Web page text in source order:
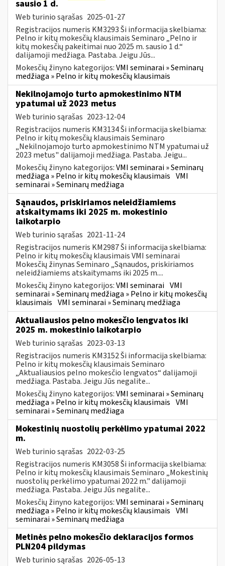
sausio 1 d.
Web turinio sąrašas 2025-01-27
Registracijos numeris KM3293 Ši informacija skelbiama:
Pelno ir kitų mokesčių klausimais Seminaro „Pelno ir
kitų mokesčių pakeitimai nuo 2025 m. sausio 1 d.“
dalijamoji medžiaga. Pastaba. Jeigu Jūs...
Mokesčių žinyno kategorijos:VMI seminarai » Seminarų
medžiaga » Pelno ir kitų mokesčių klausimais
Nekilnojamojo turto apmokestinimo NTM
ypatumai už 2023 metus
Web turinio sąrašas 2023-12-04
Registracijos numeris KM3134 Ši informacija skelbiama:
Pelno ir kitų mokesčių klausimais Seminaro
„Nekilnojamojo turto apmokestinimo NTM ypatumai už
2023 metus" dalijamoji medžiaga. Pastaba. Jeigu...
Mokesčių žinyno kategorijos:VMI seminarai » Seminarų
medžiaga » Pelno ir kitų mokesčių klausimais VMI
seminarai » Seminarų medžiaga
Sąnaudos, priskiriamos neleidžiamiems
atskaitymams iki 2025 m. mokestinio
laikotarpio
Web turinio sąrašas 2021-11-24
Registracijos numeris KM2987 Ši informacija skelbiama:
Pelno ir kitų mokesčių klausimais VMI seminarai
Mokesčių žinynas Seminaro „Sąnaudos, priskiriamos
neleidžiamiems atskaitymams iki 2025 m....
Mokesčių žinyno kategorijos:VMI seminarai VMI
seminarai » Seminarų medžiaga » Pelno ir kitų mokesčių
klausimais VMI seminarai » Seminarų medžiaga
Aktualiausios pelno mokesčio lengvatos iki
2025 m. mokestinio laikotarpio
Web turinio sąrašas 2023-03-13
Registracijos numeris KM3152 Ši informacija skelbiama:
Pelno ir kitų mokesčių klausimais Seminaro
„Aktualiausios pelno mokesčio lengvatos“ dalijamoji
medžiaga. Pastaba. Jeigu Jūs negalite...
Mokesčių žinyno kategorijos:VMI seminarai » Seminarų
medžiaga » Pelno ir kitų mokesčių klausimais VMI
seminarai » Seminarų medžiaga
Mokestinių nuostolių perkėlimo ypatumai 2022
m.
Web turinio sąrašas 2022-03-25
Registracijos numeris KM3058 Ši informacija skelbiama:
Pelno ir kitų mokesčių klausimais Seminaro „Mokestinių
nuostolių perkėlimo ypatumai 2022 m." dalijamoji
medžiaga. Pastaba. Jeigu Jūs negalite...
Mokesčių žinyno kategorijos:VMI seminarai » Seminarų
medžiaga » Pelno ir kitų mokesčių klausimais VMI
seminarai » Seminarų medžiaga
Metinės pelno mokesčio deklaracijos formos
PLN204 pildymas
Web turinio sąrašas 2026-05-13